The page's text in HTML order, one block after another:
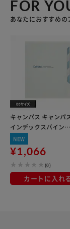
FOR
あなたにおすすめの
キャンパス キャンパ
インデックスバインダ
ー ﾙ-P337W 白
NEW
¥1,066
(0)
カートに入れる